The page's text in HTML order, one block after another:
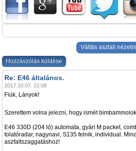
Váltás asztali nézetre
Hozzászólás küldése
Re: E46 általános.
2017.10.07. 22:08
Fiúk, Lányok!
Szerettem volna jelezni, hogy ismét
E46 330D (204 ló) automata, gyári M packet,
tolatóradar, nagynavi, S135 felnik, individual.
aszfaltszaggatáshoz!